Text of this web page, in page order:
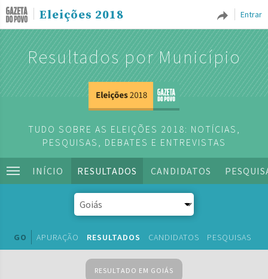
Entrar
Eleições 2018
Resultados por Município
TUDO SOBRE AS ELEIÇÕES 2018: NOTÍCIAS,
PESQUISAS, DEBATES E ENTREVISTAS
INÍCIO RESULTADOS CANDIDATOS
GO APURAÇÃO RESULTADOS CANDIDATOS PESQUISAS
RESULTADO EM GOIÁS